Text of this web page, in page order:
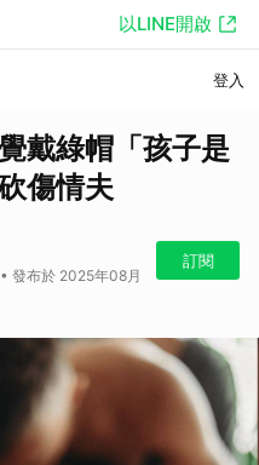
以LINE開啟
登入
戴綠帽「孩子是
傷情夫
發布於 2025年08月
訂閱